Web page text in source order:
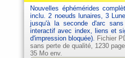
Nouvelles éphémérides
inclu. 2 noeuds lunaires, 3
jusqu'à la seconde d'arc
interactif avec index, liens et
d'impression bloquée). Fichier
sans perte de qualité, 1230
35 Mo env.